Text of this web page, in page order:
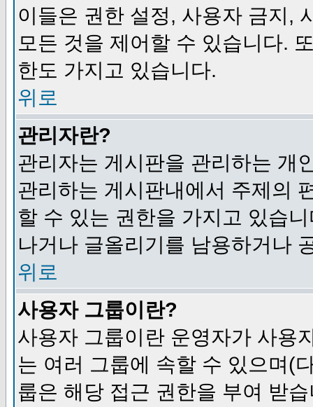
이들은 권한 설정, 사용자 금지,
모든 것을 제어할 수 있습니다.
한도 가지고 있습니다.
위로
관리자란?
관리자는 게시판을 관리하는 개
관리하는 게시판내에서 주제의
할 수 있는 권한을 가지고 있습
나거나 글올리기를 남용하거나
위로
사용자 그룹이란?
사용자 그룹이란 운영자가 사용
는 여러 그룹에 속할 수 있으며(
룹은 해당 접근 권한을 부여 받